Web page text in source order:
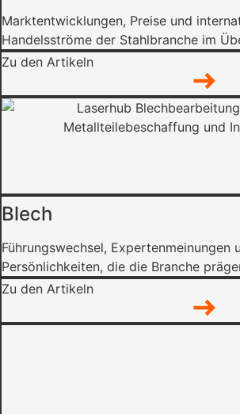
Marktentwicklungen, Preise und
Handelsströme der Stahlbranche im
Zu den Artikeln
Blech
Führungswechsel, Expertenmeinungen
Persönlichkeiten, die die Branche
Zu den Artikeln